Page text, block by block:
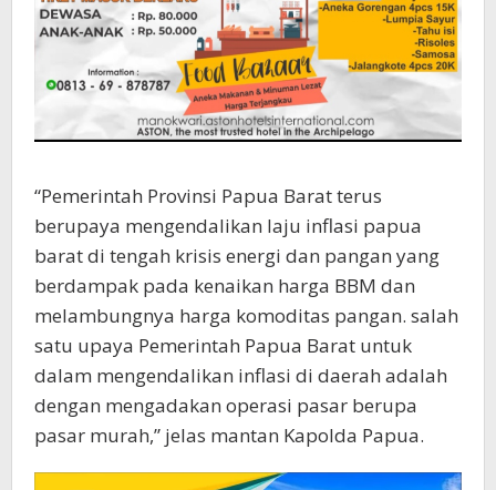
“Pemerintah Provinsi Papua Barat terus
berupaya mengendalikan laju inflasi papua
barat di tengah krisis energi dan pangan yang
berdampak pada kenaikan harga BBM dan
melambungnya harga komoditas pangan. salah
satu upaya Pemerintah Papua Barat untuk
dalam mengendalikan inflasi di daerah adalah
dengan mengadakan operasi pasar berupa
pasar murah,” jelas mantan Kapolda Papua.